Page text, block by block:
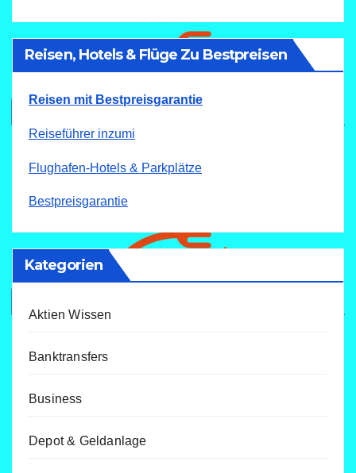
Reisen, Hotels & Flüge Zu Bestpreisen
Reisen mit Bestpreisgarantie
Reiseführer inzumi
Flughafen-Hotels & Parkplätze
Bestpreisgarantie
Kategorien
Aktien Wissen
Banktransfers
Business
Depot & Geldanlage